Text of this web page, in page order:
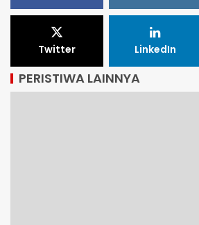
Twitter LinkedIn
PERISTIWA LAINNYA